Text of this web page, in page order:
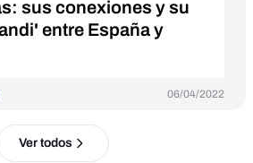
sus conexiones y su
entre España y
06/04/2022
Ver todos